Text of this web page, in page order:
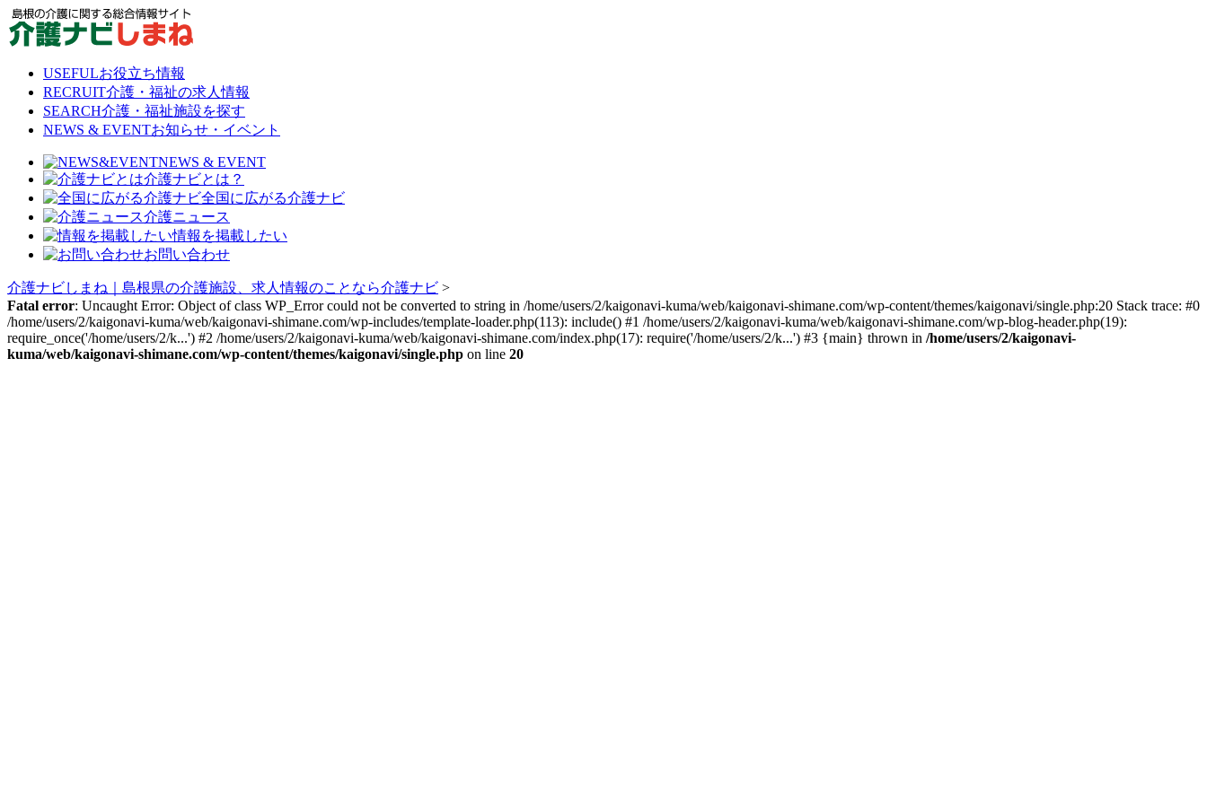
Skip
to
content
USEFULお役立ち情報
RECRUIT介護・福祉の求人情報
SEARCH介護・福祉施設を探す
NEWS & EVENTお知らせ・イベント
NEWS & EVENT
介護ナビとは？
全国に広がる介護ナビ
介護ニュース
情報を掲載したい
お問い合わせ
介護ナビしまね｜島根県の介護施設、求人情報のことなら介護ナビ >
Fatal error: Uncaught Error: Object of class WP_Error could not be converted to string in /home/users/2/kaigonavi-kuma/web/kaigonavi-shimane.com/wp-content/themes/kaigonavi/single.php:20 Stack trace: #0
/home/users/2/kaigonavi-kuma/web/kaigonavi-shimane.com/wp-includes/template-loader.php(113): include() #1 /home/users/2/kaigonavi-kuma/web/kaigonavi-shimane.com/wp-blog-header.php(19):
require_once('/home/users/2/k...') #2 /home/users/2/kaigonavi-kuma/web/kaigonavi-shimane.com/index.php(17): require('/home/users/2/k...') #3 {main} thrown in /home/users/2/kaigonavi-
kuma/web/kaigonavi-shimane.com/wp-content/themes/kaigonavi/single.php on line 20